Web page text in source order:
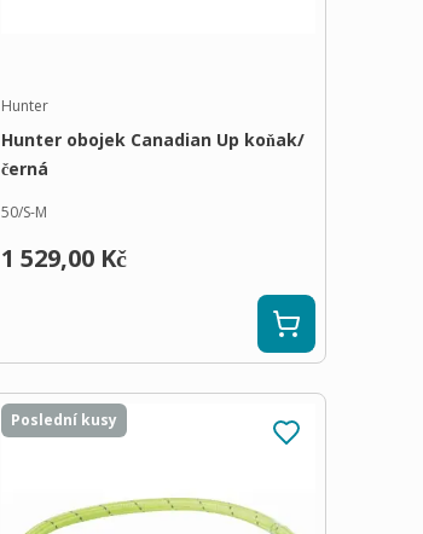
Hunter
Hunter obojek Canadian Up koňak/
černá
50/S-M
1 529,00 Kč
Poslední kusy